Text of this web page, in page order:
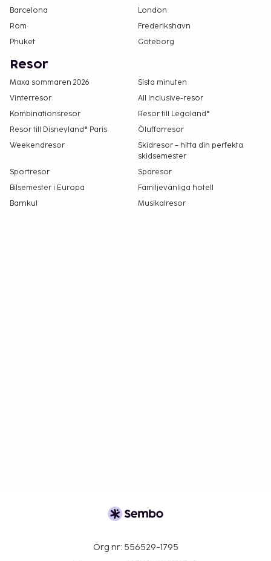
Barcelona
London
Rom
Frederikshavn
Phuket
Göteborg
Resor
Maxa sommaren 2026
Sista minuten
Vinterresor
All Inclusive-resor
Kombinationsresor
Resor till Legoland®
Resor till Disneyland® Paris
Öluffarresor
Weekendresor
Skidresor – hitta din perfekta
skidsemester
Sportresor
Sparesor
Bilsemester i Europa
Familjevänliga hotell
Barnkul
Musikalresor
Org nr: 556529-1795